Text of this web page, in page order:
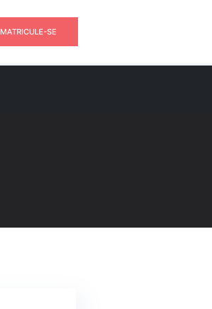
MATRICULE-SE